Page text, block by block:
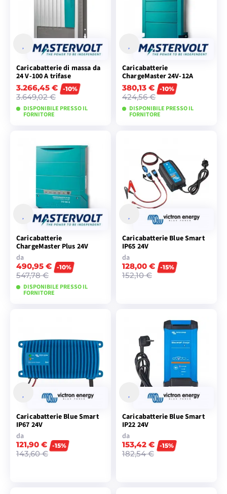
Caricabatterie di massa da
24 V-100 A trifase
3.266,45 €
3.649,02 €
-10%
DISPONIBILE PRESSO IL
FORNITORE
AGGIUNGI AL
CARRELLO
Caricabatterie
ChargeMaster 24V-12A
380,13 €
424,56 €
-10%
DISPONIBILE PRESSO IL
FORNITORE
CARRELLO
Caricabatterie
ChargeMaster Plus 24V
da
490,95 €
547,78 €
-10%
DISPONIBILE PRESSO IL
FORNITORE
Caricabatterie Blue Smart
IP65 24V
da
128,00 €
152,10 €
-15%
VISUALIZZA I
MODELLI
Caricabatterie Blue Smart
IP67 24V
da
121,90 €
143,60 €
-15%
Caricabatterie Blue Smart
IP22 24V
da
153,42 €
182,54 €
-15%